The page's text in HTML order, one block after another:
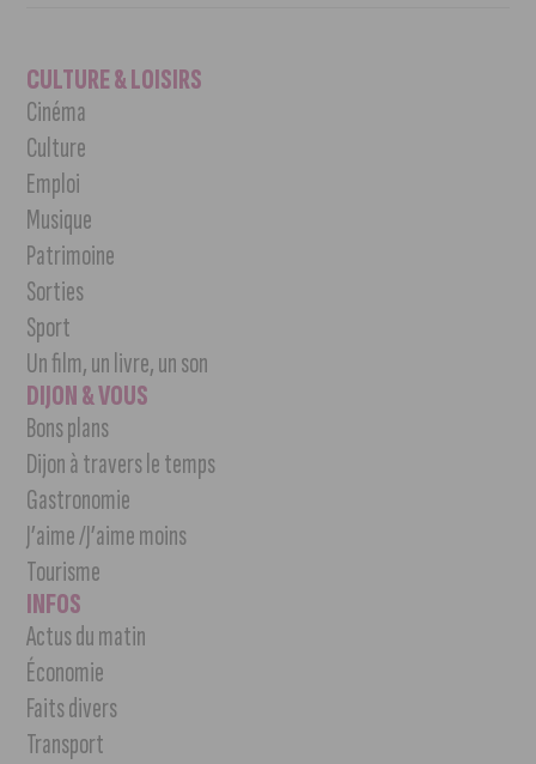
CULTURE & LOISIRS
Cinéma
Culture
Emploi
Musique
Patrimoine
Sorties
Sport
Un film, un livre, un son
DIJON & VOUS
Bons plans
Dijon à travers le temps
Gastronomie
J’aime /J’aime moins
Tourisme
INFOS
Actus du matin
Économie
Faits divers
Transport